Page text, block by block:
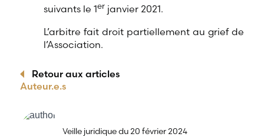
suivants le 1erjanvier 2021.
L’arbitre fait droit partiellement au grief de
l’Association.
Retour aux articles
Auteur.e.s
Veille juridique du 20 février 2024